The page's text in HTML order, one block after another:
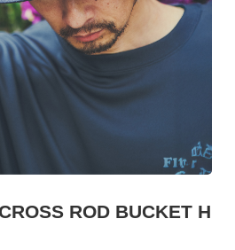
ROD BUCKET H